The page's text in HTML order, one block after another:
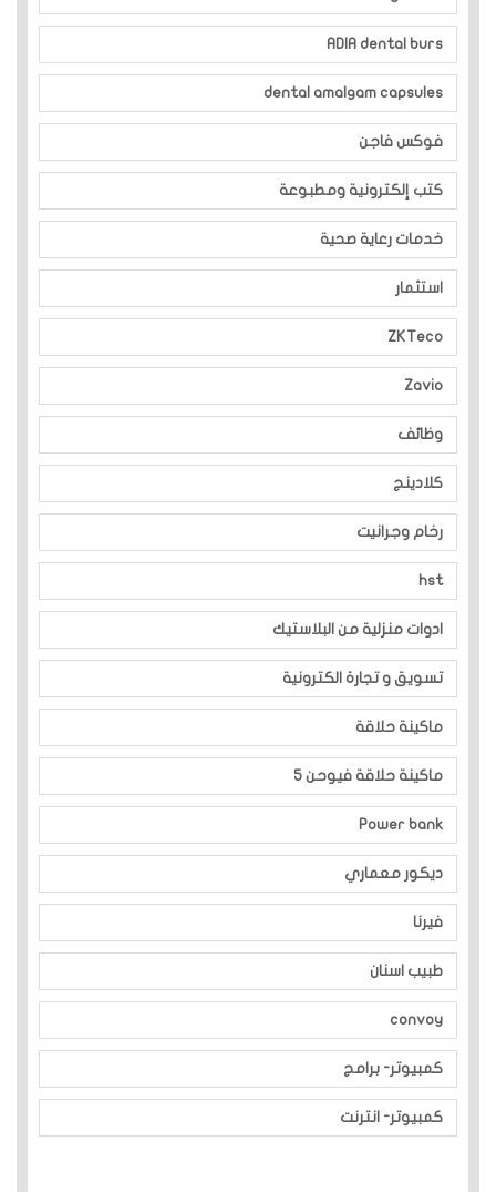
ADIA dental burs
dental amalgam capsules
فوكس فاجن
كتب إلكترونية ومطبوعة
خدمات رعاية صحية
استثمار
ZKTeco
Zavio
وظائف
كلادينج
رخام وجرانيت
hst
ادوات منزلية من البلاستيك
تسويق و تجارة الكترونية
ماكينة حلاقة
ماكينة حلاقة فيوحن 5
Power bank
ديكور معماري
فيرنا
طبيب اسنان
convoy
كمبيوتر- برامج
كمبيوتر- انترنت